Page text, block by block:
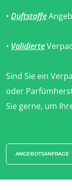
Aktuelles
Mexiko
Vereinigte
Staaten
Europa
Deutschland
Frankreich
Rumänien
• Duftstoffe
• Validierte
Sind Sie ein
oder
Sie gerne, um
ANGEBOTSANFRAGE